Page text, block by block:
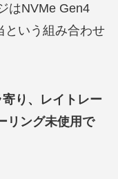
はNVMe Gen4
という組み合わせ
り、レイトレー
リング未使用で